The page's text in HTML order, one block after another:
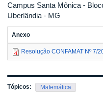
Campus Santa Mônica -
Uberlândia - MG
Anexo
Resolução CONFAMAT Nº
Tópicos: Matemática